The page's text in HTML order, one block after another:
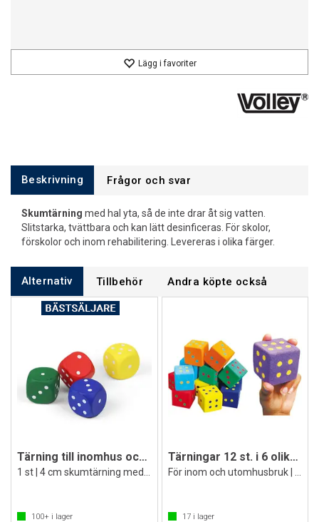
Lägg i favoriter
Beskrivning Frågor och svar
Skumtärning med hal yta, så de inte drar åt sig vatten.
Slitstarka, tvättbara och kan lätt desinficeras. För skolor,
förskolor och inom rehabilitering. Levereras i olika färger.
Alternativ Tillbehör Andra köpte också
Tärning till inomhus och utomhusbruk
100+ i lager
Tärningar 12 st. i 6 olika färger
17i lager